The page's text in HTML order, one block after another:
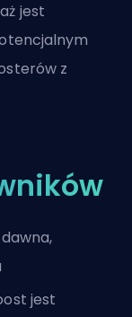
jest
z
jest